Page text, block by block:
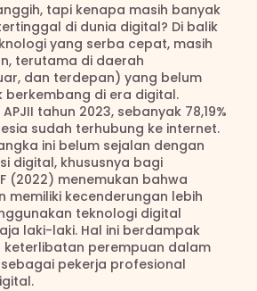
tapi kenapa masih banyak
di dunia digital? Di balik
yang serba cepat, masih
terutama di daerah
dan terdepan) yang belum
berkembang di era digital.
tahun 2023, sebanyak 78,19%
sudah terhubung ke internet.
ini belum sejalan dengan
digital, khususnya bagi
(2022) menemukan bahwa
memiliki kecenderungan lebih
teknologi digital
laki-laki. Hal ini berdampak
perempuan dalam
pekerja profesional